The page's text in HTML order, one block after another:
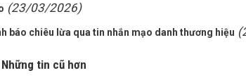
(23/03/2026)
báo chiêu lừa qua tin nhắn mạo danh thương hiệu
Những tin cũ hơn